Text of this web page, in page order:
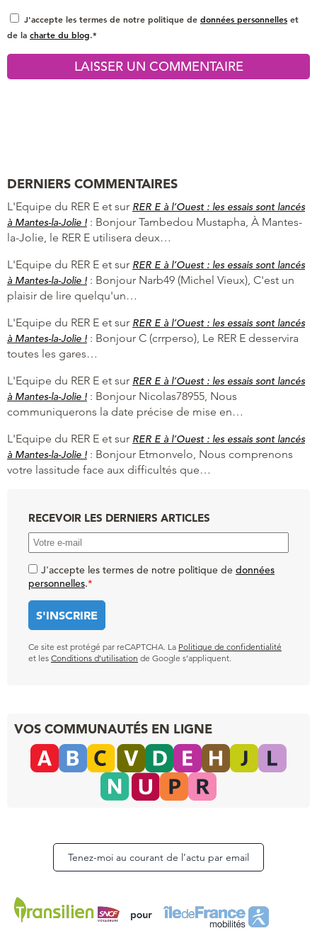
J'accepte les termes de notre politique de données personnelles et
de la charte du blog.*
DERNIERS COMMENTAIRES
L'Equipe du RER E et sur RER E à l’Ouest : les essais sont lancés
à Mantes-la-Jolie ! : Bonjour Tambedou Mustapha, À Mantes-
la-Jolie, le RER E utilisera deux…
L'Equipe du RER E et sur RER E à l’Ouest : les essais sont lancés
à Mantes-la-Jolie ! : Bonjour Narb49 (Michel Vieux), C'est un
plaisir de lire quelqu'un…
L'Equipe du RER E et sur RER E à l’Ouest : les essais sont lancés
à Mantes-la-Jolie ! : Bonjour C (crrperso), Le RER E desservira
toutes les gares…
L'Equipe du RER E et sur RER E à l’Ouest : les essais sont lancés
à Mantes-la-Jolie ! : Bonjour Nicolas78955, Nous
communiquerons la date précise de mise en…
L'Equipe du RER E et sur RER E à l’Ouest : les essais sont lancés
à Mantes-la-Jolie ! : Bonjour Etmonvelo, Nous comprenons
votre lassitude face aux difficultés que…
RECEVOIR LES DERNIERS ARTICLES
J'accepte les termes de notre politique de données
personnelles.*
Ce site est protégé par reCAPTCHA. La Politique de confidentialité
et les Conditions d’utilisation de Google s’appliquent.
VOS COMMUNAUTÉS EN LIGNE
Tenez-moi au courant de l’actu par email